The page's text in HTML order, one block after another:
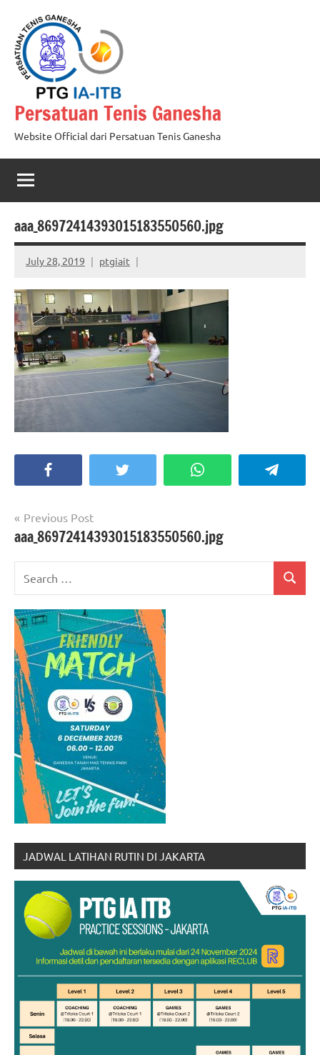
content
Persatuan Tenis Ganesha
Website Official dari Persatuan Tenis Ganesha
aaa_86972414393015183550560.jpg
July 28, 2019 ptgiait
Twitter WhatsApp
Post
navigation
Previous Post
aaa_86972414393015183550560.jpg
Search
JADWAL LATIHAN RUTIN DI JAKARTA